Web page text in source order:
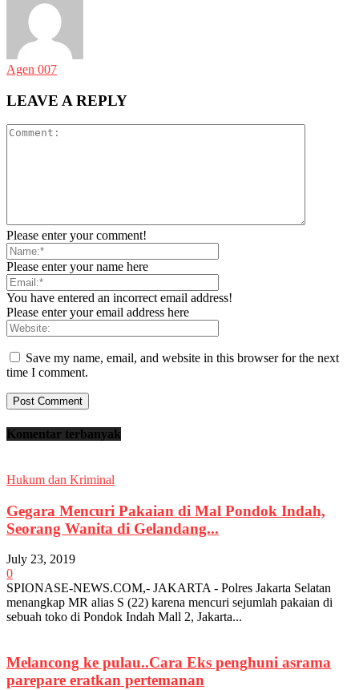
Agen 007
LEAVE A REPLY
Please enter your comment!
Please enter your name here
You have entered an incorrect email address!
Please enter your email address here
Save my name, email, and website in this browser for the next
time I comment.
Komentar terbanyak
Hukum dan Kriminal
Gegara Mencuri Pakaian di Mal Pondok Indah,
Seorang Wanita di Gelandang...
July 23, 2019
0
SPIONASE-NEWS.COM,- JAKARTA - Polres Jakarta Selatan
menangkap MR alias S (22) karena mencuri sejumlah pakaian di
sebuah toko di Pondok Indah Mall 2, Jakarta...
Melancong ke pulau..Cara Eks penghuni asrama
parepare eratkan pertemanan